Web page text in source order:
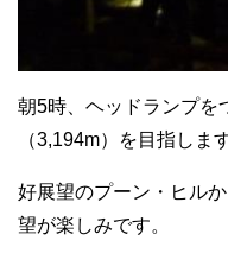
朝5時、ヘッドランプを
（3,194m）を目指します
好展望のプーン・ヒル
望が楽しみです。